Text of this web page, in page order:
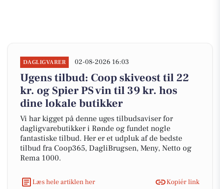
DAGLIGVARER 02-08-2026 16:03
Ugens tilbud: Coop skiveost til 22
kr. og Spier PS vin til 39 kr. hos
dine lokale butikker
Vi har kigget på denne uges tilbudsaviser for
dagligvarebutikker i Rønde og fundet nogle
fantastiske tilbud. Her er et udpluk af de bedste
tilbud fra Coop365, DagliBrugsen, Meny, Netto og
Rema 1000.
Læs hele artiklen her Kopiér link